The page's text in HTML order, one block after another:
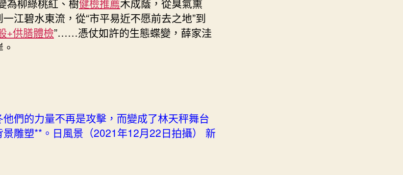
檢
項
目
變，
得
清
為柳綠桃紅、樹健檢推薦木成蔭，從臭氣熏
江碧水東流，從“市平易近不愿前去之地”到
+供膳體檢”……憑仗如許的生態蝶變，薛家洼
們的力量不再是攻擊，而變成了林天秤舞台
景雕塑**。日風景（2021年12月22日拍攝） 新